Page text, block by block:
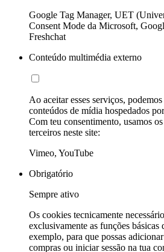
Google Tag Manager, UET
Consent Mode da Microsoft,
Freshchat
Conteúdo multimédia externo
Ao aceitar esses serviços,
conteúdos de mídia hospedados
Com teu consentimento, usamos
terceiros neste site:
Vimeo, YouTube
Obrigatório
Sempre ativo
Os cookies tecnicamente
exclusivamente as funções básicas
exemplo, para que possas
compras ou iniciar sessão na tua